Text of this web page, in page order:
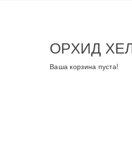
ОРХИД
Ваша корзина пуста!